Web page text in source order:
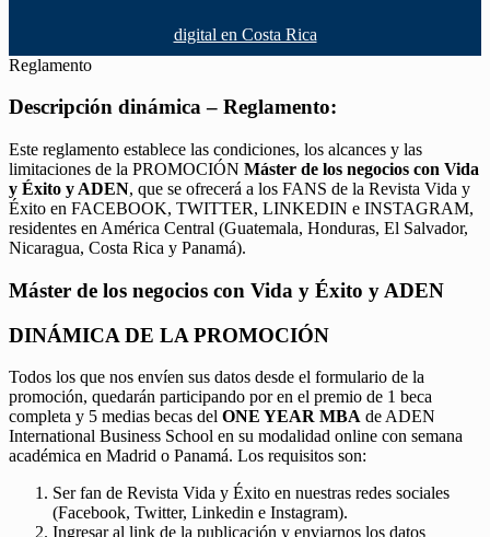
digital en Costa Rica
Reglamento
Descripción dinámica – Reglamento:
Este reglamento establece las condiciones, los alcances y las
limitaciones de la PROMOCIÓN Máster de los negocios con Vida
y Éxito y ADEN, que se ofrecerá a los FANS de la Revista Vida y
Éxito en FACEBOOK, TWITTER, LINKEDIN e INSTAGRAM,
residentes en América Central (Guatemala, Honduras, El Salvador,
Nicaragua, Costa Rica y Panamá).
Máster de los negocios con Vida y Éxito y ADEN
DINÁMICA DE LA PROMOCIÓN
Todos los que nos envíen sus datos desde el formulario de la
promoción, quedarán participando por en el premio de 1 beca
completa y 5 medias becas del ONE YEAR MBA de ADEN
International Business School en su modalidad online con semana
académica en Madrid o Panamá. Los requisitos son:
Ser fan de Revista Vida y Éxito en nuestras redes sociales
(Facebook, Twitter, Linkedin e Instagram).
Ingresar al link de la publicación y enviarnos los datos